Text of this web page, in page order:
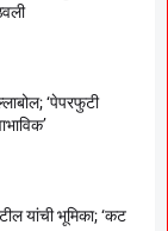
‘पेपरफुटी
यांची भूमिका; ‘कट